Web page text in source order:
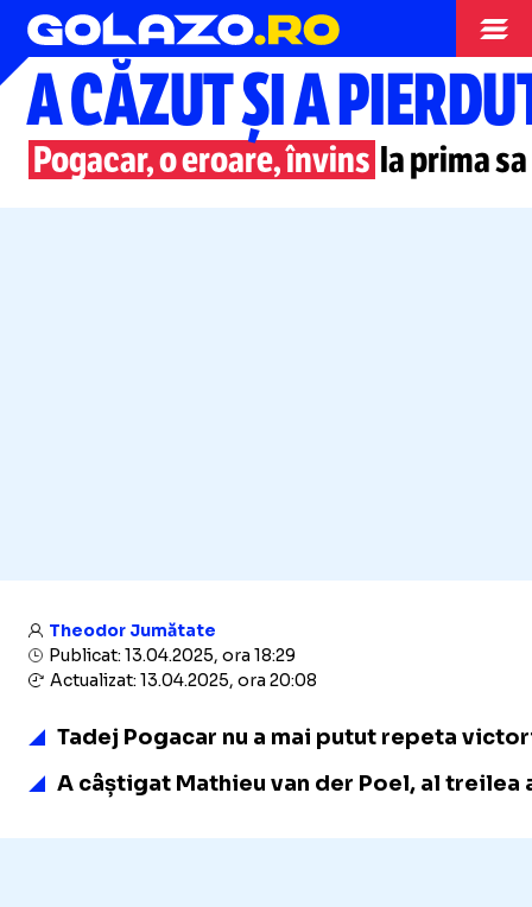
Ciclism
A CĂZUT ȘI A
Pogacar, o eroare, învins la prima
Theodor Jumătate
Publicat: 13.04.2025, ora 18:29
Actualizat: 13.04.2025, ora 20:08
Tadej Pogacar nu a mai putut repeta
A câștigat Mathieu van der Poel, al treilea